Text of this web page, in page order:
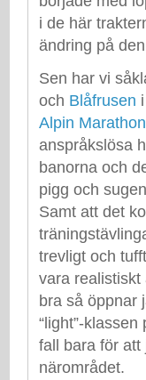
i de här
ändring på
Sen har vi
och Blåfrusen
Alpin Marathon
anspråkslösa
banorna och
pigg och
Samt att det
trevligt och
vara realistiskt
bra så öppnar
“light”-
fall bara för att
närområdet.